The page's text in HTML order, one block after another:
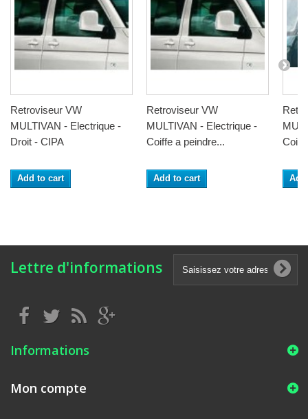
Retroviseur VW
MULTIVAN - Electrique -
Droit - CIPA
Add to cart
Retroviseur VW
MULTIVAN - Electrique -
Coiffe a peindre...
Add to cart
Lettre d'informations
Informations
Mon compte